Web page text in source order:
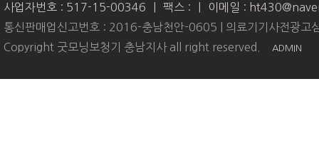
사업자번호 : 517-15-00346
팩스 :
이메일 :
통신판매업신고번호 : 2016-충남천안-0605 | 의료기기사전광고
Copyright 굿모닝보청기 충남지사 all right reserved.
ADMIN